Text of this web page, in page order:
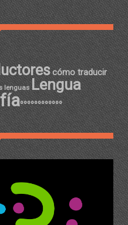
cómo traducir
lenguas Lengua
ºººººººººººº